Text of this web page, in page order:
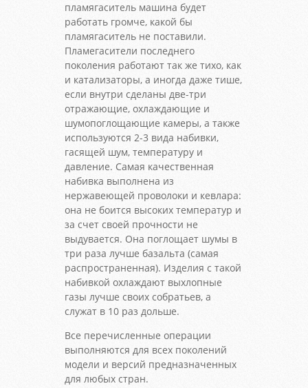
пламягаситель машина будет
работать громче, какой бы
пламягаситель не поставили.
Пламегасители последнего
поколения работают так же тихо, как
и катализаторы, а иногда даже тише,
если внутри сделаны две-три
отражающие, охлаждающие и
шумопоглощающие камеры, а также
используются 2-3 вида набивки,
гасящей шум, температуру и
давление. Самая качественная
набивка выполнена из
нержавеющей проволоки и кевлара:
она не боится высоких температур и
за счет своей прочности не
выдувается. Она поглощает шумы в
три раза лучше базальта (самая
распространенная). Изделия с такой
набивкой охлаждают выхлопные
газы лучше своих собратьев, а
служат в 10 раз дольше.
Все перечисленные операции
выполняются для всех поколений
модели и версий предназначенных
для любых стран.